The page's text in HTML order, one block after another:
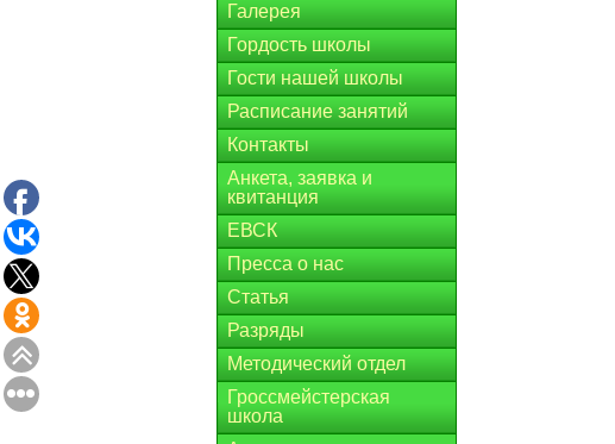
Галерея
Гордость школы
Гости нашей школы
Расписание занятий
Контакты
Анкета, заявка и
квитанция
ЕВСК
Пресса о нас
Статья
Разряды
Методический отдел
Гроссмейстерская
школа